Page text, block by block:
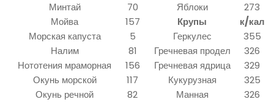
Минтай
70 Яблоки
273
Мойва
157 Крупы
к/кал
Морская капуста
5 Геркулес
355
Налим
81 Гречневая продел
326
Нототения мраморная
156 Гречневая ядрица
329
Окунь морской
117 Кукурузная
325
Окунь речной
82 Манная
326